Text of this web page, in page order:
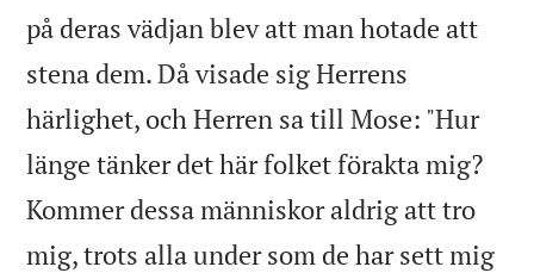
på deras vädjan blev att man hotade att
stena dem. Då visade sig Herrens
härlighet, och Herren sa till Mose: "Hur
länge tänker det här folket förakta mig?
Kommer dessa människor aldrig att tro
mig, trots alla under som de har sett mig